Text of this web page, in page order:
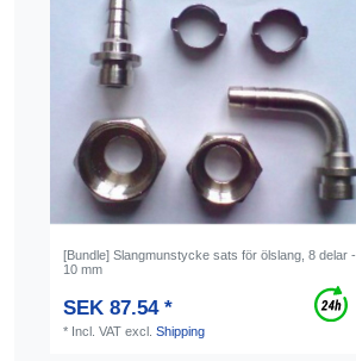
[Bundle] Slangmunstycke sats för ölslang, 8 delar -
10 mm
SEK 87.54 *
* Incl. VAT excl.Shipping